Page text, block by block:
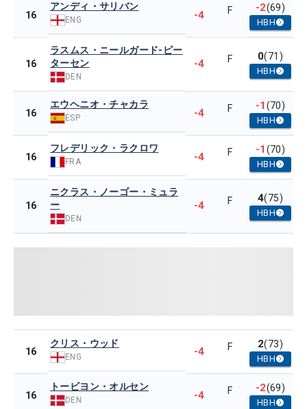
16
アンディ・サリバン
ENG -4 F -2(69)
HBH
16
ラスムス・ニールガード-ピー
ターセン
DEN
-4 F 0(71)
HBH
16
エウヘニオ・チャカラ
ESP -4 F -1(70)
HBH
16
フレデリック・ラクロワ
FRA -4 F -1(70)
HBH
16
ニクラス・ノーゴー・ミュラ
ー
DEN
-4 F 4(75)
HBH
16
クリス・ウッド
ENG -4 F 2(73)
HBH
16
トービヨン・オルセン
DEN -4 F -2(69)
HBH